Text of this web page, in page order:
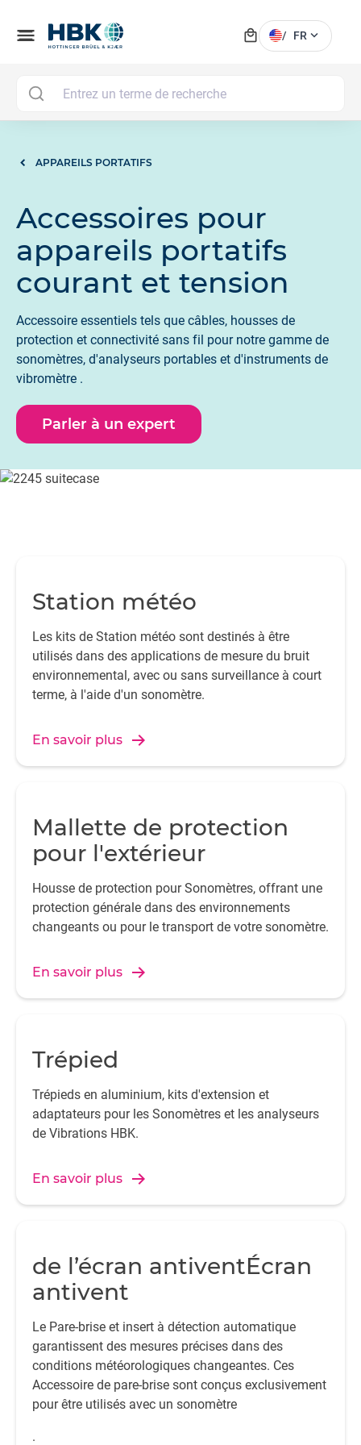
menu local_mall / FR expand_more
APPAREILS PORTATIFS
Accessoires pour
appareils portatifs
courant et tension
Accessoire essentiels tels que câbles, housses de
protection et connectivité sans fil pour notre gamme de
sonomètres, d'analyseurs portables et d'instruments de
vibromètre .
Parler à un expert
Station météo
Les kits de Station météo sont destinés à être
utilisés dans des applications de mesure du bruit
environnemental, avec ou sans surveillance à court
terme, à l'aide d'un sonomètre.
En savoir plus
Mallette de protection
pour l'extérieur
Housse de protection pour Sonomètres, offrant une
protection générale dans des environnements
changeants ou pour le transport de votre sonomètre.
En savoir plus
Trépied
Trépieds en aluminium, kits d'extension et
adaptateurs pour les Sonomètres et les analyseurs
de Vibrations HBK.
En savoir plus
de l’écran antiventÉcran
antivent
Le Pare-brise et insert à détection automatique
garantissent des mesures précises dans des
conditions météorologiques changeantes. Ces
Accessoire de pare-brise sont conçus exclusivement
pour être utilisés avec un sonomètre
.